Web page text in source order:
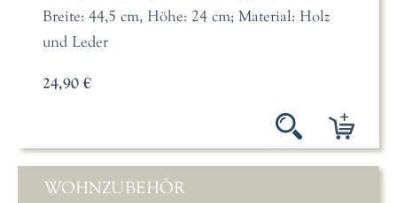
Breite: 44,5 cm, Höhe: 24 cm; Material: Holz
und Leder
24,90 €
WOHNZUBEHÖR